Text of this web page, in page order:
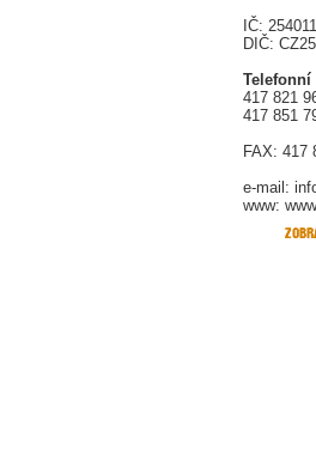
IČ:
DIČ:
417 821
417 851
FAX: 417
e-mail:
www: